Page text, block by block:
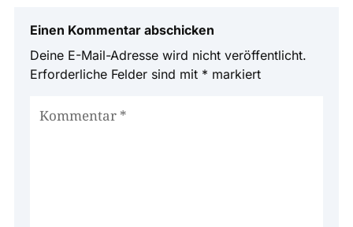
Einen Kommentar abschicken
Deine E-Mail-Adresse wird nicht veröffentlicht.
Erforderliche Felder sind mit * markiert